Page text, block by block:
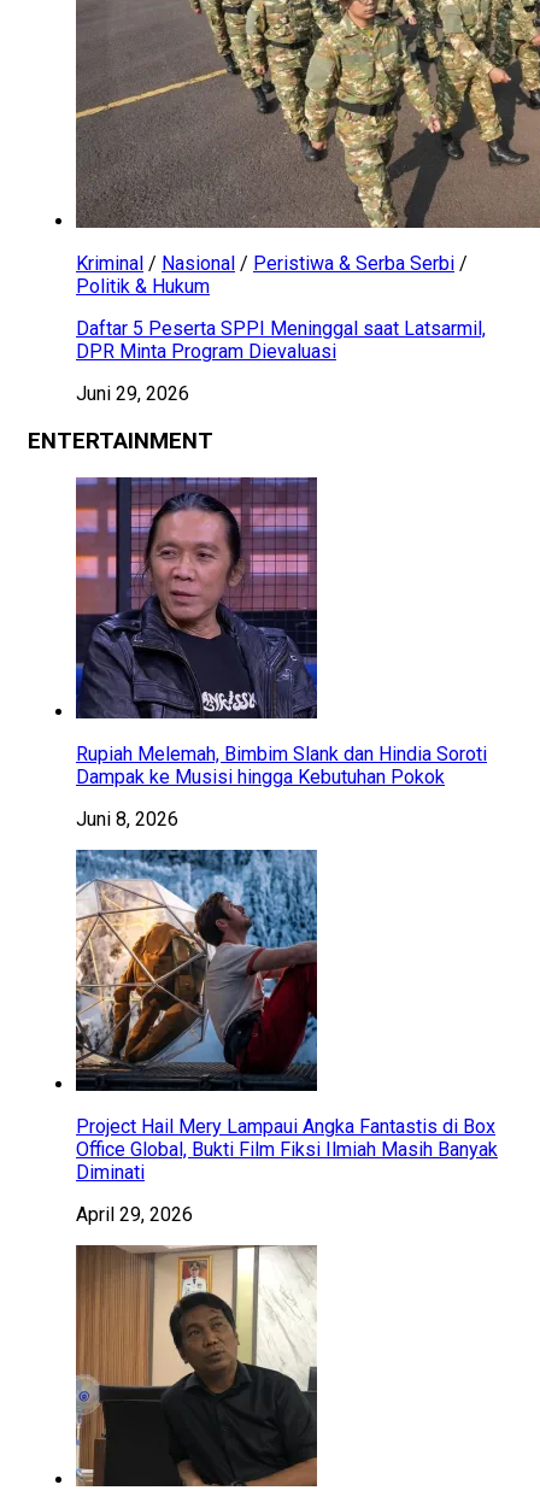
Kriminal / Nasional / Peristiwa & Serba Serbi /
Politik & Hukum
Daftar 5 Peserta SPPI Meninggal saat Latsarmil,
DPR Minta Program Dievaluasi
Juni 29, 2026
ENTERTAINMENT
Rupiah Melemah, Bimbim Slank dan Hindia Soroti
Dampak ke Musisi hingga Kebutuhan Pokok
Juni 8, 2026
Project Hail Mery Lampaui Angka Fantastis di Box
Office Global, Bukti Film Fiksi Ilmiah Masih Banyak
Diminati
April 29, 2026